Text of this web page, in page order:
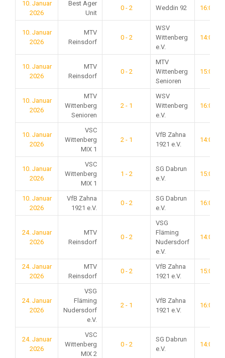
10. Januar
2026
Best Ager
Unit
0 - 2 Weddin 92 16:00
10. Januar
2026
MTV
Reinsdorf
0 - 2
WSV
Wittenberg
e.V.
14:00
10. Januar
2026
MTV
Reinsdorf
0 - 2
MTV
Wittenberg
Senioren
15:00
10. Januar
2026
MTV
Wittenberg
Senioren
2 - 1
WSV
Wittenberg
e.V.
16:00
10. Januar
2026
VSC
Wittenberg
MIX 1
2 - 1
VfB Zahna
1921 e.V.
14:00
10. Januar
2026
VSC
Wittenberg
MIX 1
1 - 2
SG Dabrun
e.V.
15:00
10. Januar
2026
VfB Zahna
1921 e.V.
0 - 2
SG Dabrun
e.V.
16:00
24. Januar
2026
MTV
Reinsdorf
0 - 2
VSG
Fläming
Nudersdorf
e.V.
14:00
24. Januar
2026
MTV
Reinsdorf
0 - 2
VfB Zahna
1921 e.V.
15:00
24. Januar
2026
VSG
Fläming
Nudersdorf
e.V.
2 - 1
VfB Zahna
1921 e.V.
16:00
24. Januar
2026
VSC
Wittenberg
MIX 2
0 - 2
SG Dabrun
e.V.
14:00